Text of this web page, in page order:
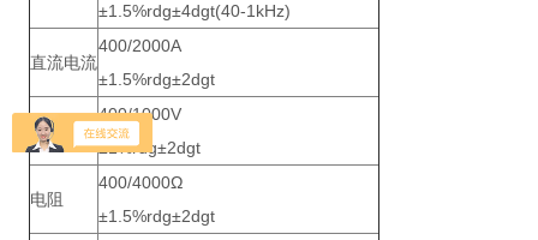
±1.5%rdg±4dgt(40-1kHz)
直流电流
400/2000A
±1.5%rdg±2dgt
直流电压
400/1000V
±1%rdg±2dgt
电阻
400/4000Ω
±1.5%rdg±2dgt